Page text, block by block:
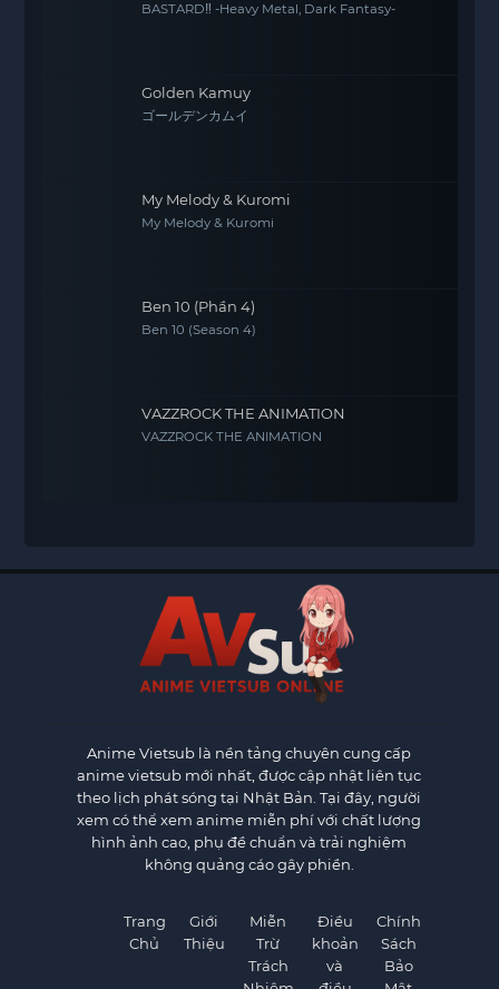
BASTARD‼ -Heavy Metal, Dark Fantasy-
Golden Kamuy
ゴールデンカムイ
My Melody & Kuromi
My Melody & Kuromi
Ben 10 (Phần 4)
Ben 10 (Season 4)
VAZZROCK THE ANIMATION
VAZZROCK THE ANIMATION
Anime Vietsub là nền tảng chuyên cung cấp
anime vietsub mới nhất, được cập nhật liên tục
theo lịch phát sóng tại Nhật Bản. Tại đây, người
xem có thể xem anime miễn phí với chất lượng
hình ảnh cao, phụ đề chuẩn và trải nghiệm
không quảng cáo gây phiền.
Trang
Chủ
Giới
Thiệu
Miễn
Trừ
Trách
Điều
khoản
và
Chính
Sách
Bảo